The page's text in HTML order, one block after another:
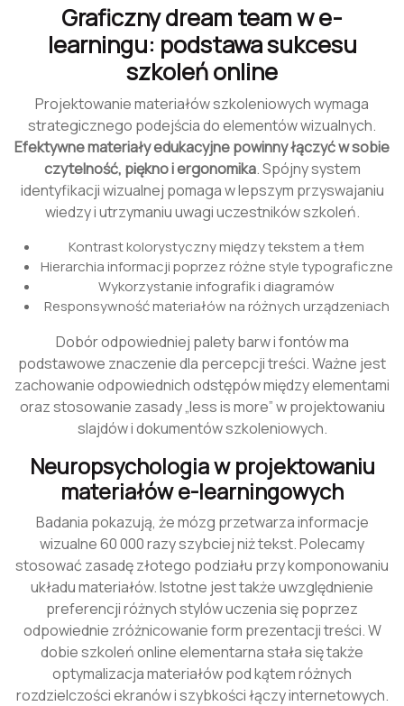
Graficzny dream team w e-
learningu: podstawa sukcesu
szkoleń online
Projektowanie materiałów szkoleniowych wymaga
strategicznego podejścia do elementów wizualnych.
Efektywne materiały edukacyjne powinny łączyć w sobie
czytelność, piękno i ergonomika. Spójny system
identyfikacji wizualnej pomaga w lepszym przyswajaniu
wiedzy i utrzymaniu uwagi uczestników szkoleń.
Kontrast kolorystyczny między tekstem a tłem
Hierarchia informacji poprzez różne style typograficzne
Wykorzystanie infografik i diagramów
Responsywność materiałów na różnych urządzeniach
Dobór odpowiedniej palety barw i fontów ma
podstawowe znaczenie dla percepcji treści. Ważne jest
zachowanie odpowiednich odstępów między elementami
oraz stosowanie zasady „less is more” w projektowaniu
slajdów i dokumentów szkoleniowych.
Neuropsychologia w projektowaniu
materiałów e-learningowych
Badania pokazują, że mózg przetwarza informacje
wizualne 60 000 razy szybciej niż tekst. Polecamy
stosować zasadę złotego podziału przy komponowaniu
układu materiałów. Istotne jest także uwzględnienie
preferencji różnych stylów uczenia się poprzez
odpowiednie zróżnicowanie form prezentacji treści. W
dobie szkoleń online elementarna stała się także
optymalizacja materiałów pod kątem różnych
rozdzielczości ekranów i szybkości łączy internetowych.